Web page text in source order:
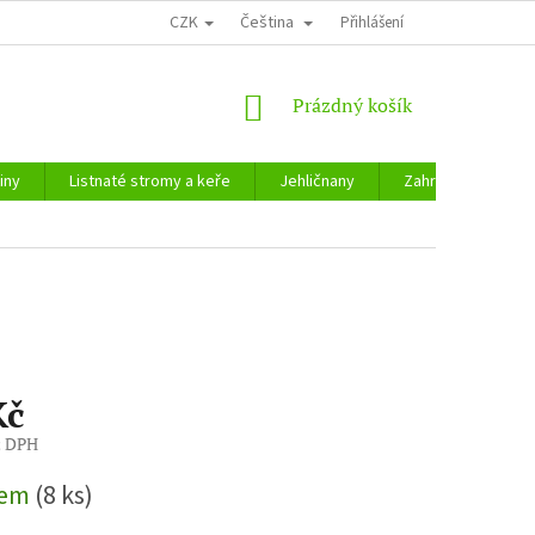
CZK Čeština Přihlášení
NÁKUPNÍ
Prázdný košík
Listnaté stromy a keře Jehličnany
Zahradnické
DPH
(8 ks)